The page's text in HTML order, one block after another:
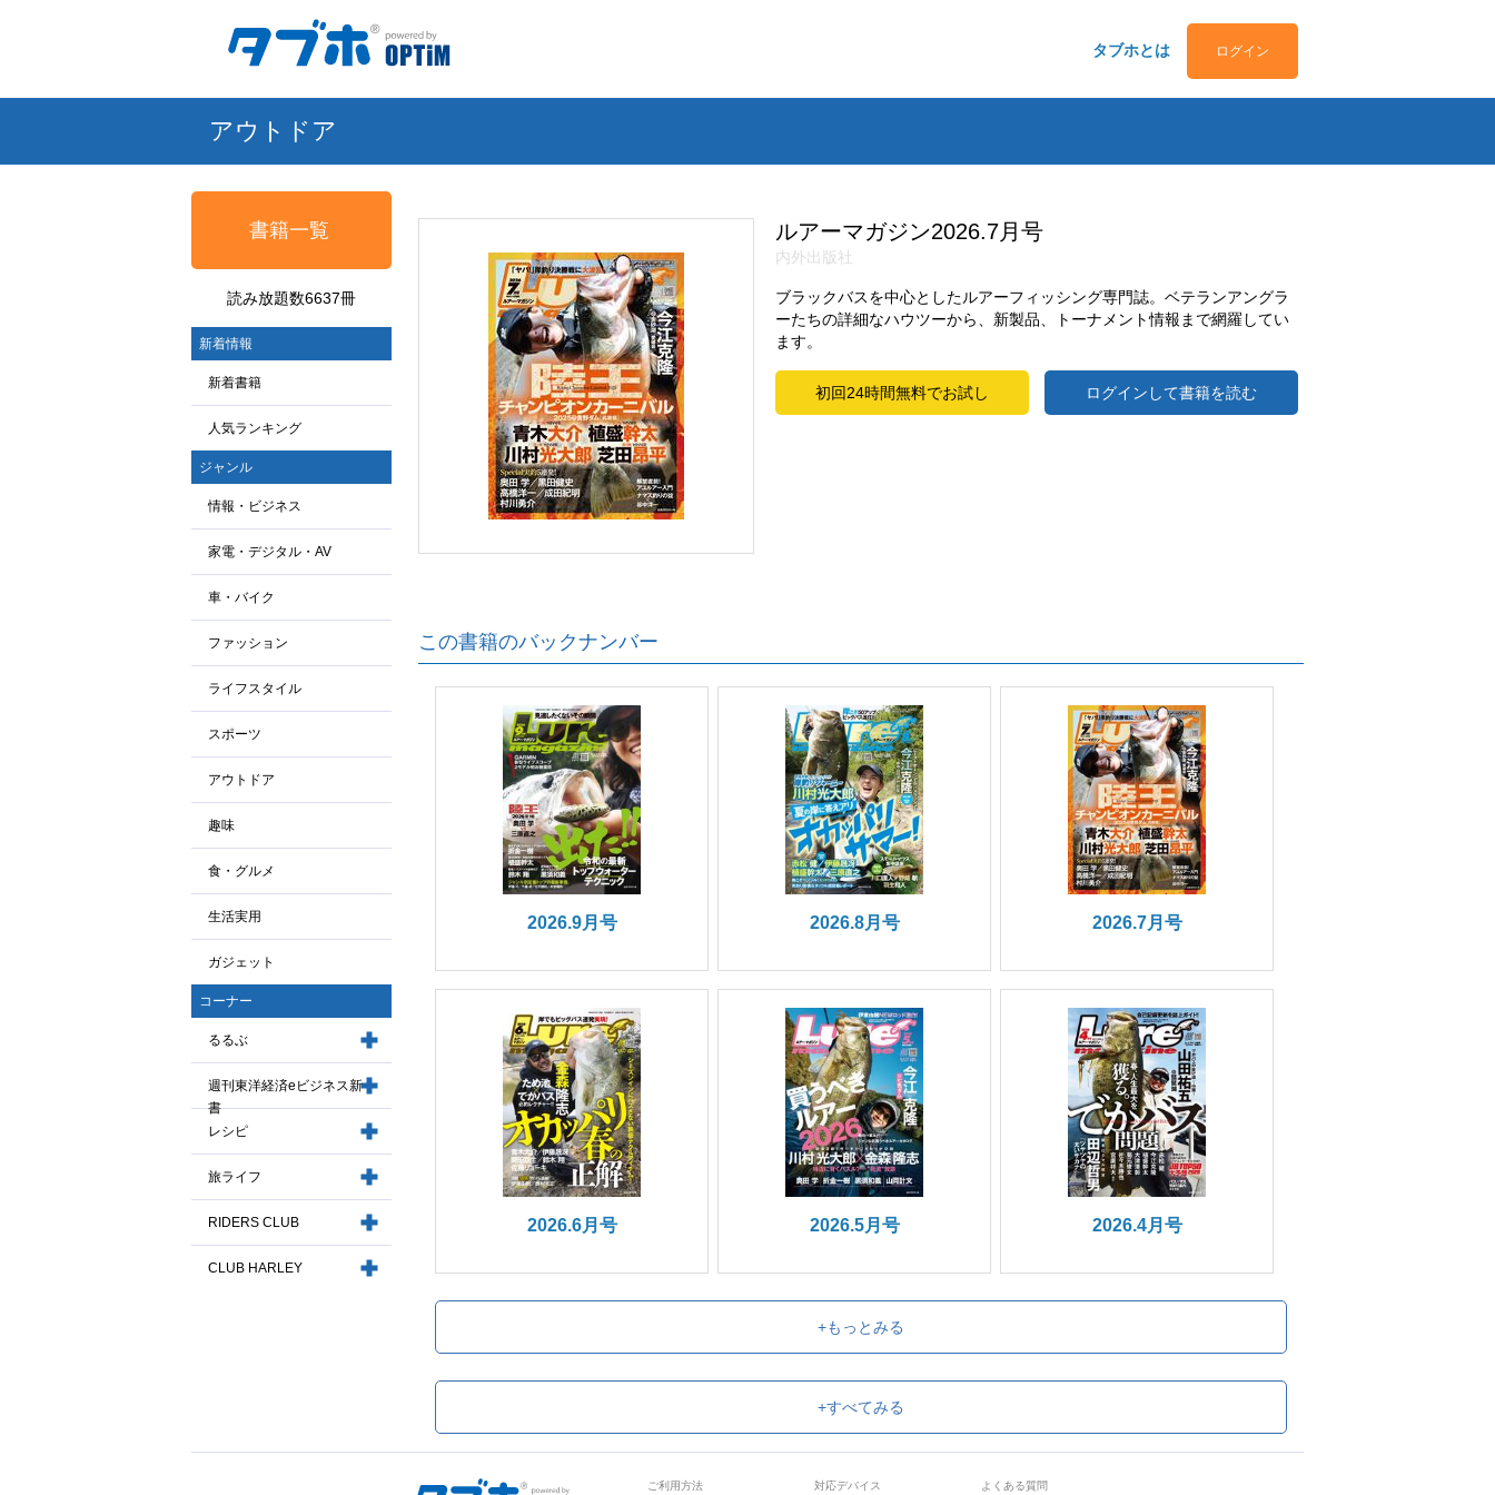
タブホとは ログイン
アウトドア
書籍一覧
読み放題数6637冊
新着情報
新着書籍
人気ランキング
ジャンル
情報・ビジネス
家電・デジタル・AV
車・バイク
ファッション
ライフスタイル
スポーツ
アウトドア
趣味
食・グルメ
生活実用
ガジェット
コーナー
るるぶ
週刊東洋経済eビジネス新
書
レシピ
旅ライフ
RIDERS CLUB
CLUB HARLEY
ルアーマガジン2026.7月号
内外出版社
ブラックバスを中心としたルアーフィッシング専門誌。ベテランアングラ
ーたちの詳細なハウツーから、新製品、トーナメント情報まで網羅してい
ます。
初回24時間無料でお試し ログインして書籍を読む
この書籍のバックナンバー
2026.9月号 2026.8月号 2026.7月号
2026.6月号 2026.5月号 2026.4月号
+もっとみる
+すべてみる
ご利用方法 対応デバイス よくある質問